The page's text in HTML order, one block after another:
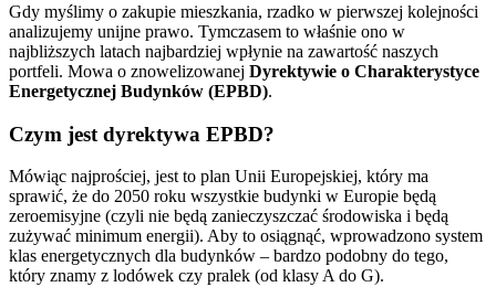
Gdy myślimy o zakupie mieszkania, rzadko w pierwszej kolejności
analizujemy unijne prawo. Tymczasem to właśnie ono w
najbliższych latach najbardziej wpłynie na zawartość naszych
portfeli. Mowa o znowelizowanej Dyrektywie o Charakterystyce
Energetycznej Budynków (EPBD).
Czym jest dyrektywa EPBD?
Mówiąc najprościej, jest to plan Unii Europejskiej, który ma
sprawić, że do 2050 roku wszystkie budynki w Europie będą
zeroemisyjne (czyli nie będą zanieczyszczać środowiska i będą
zużywać minimum energii). Aby to osiągnąć, wprowadzono system
klas energetycznych dla budynków – bardzo podobny do tego,
który znamy z lodówek czy pralek (od klasy A do G).